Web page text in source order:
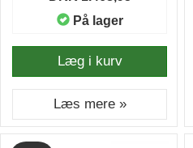
På lager
Læg i kurv
Læs mere »